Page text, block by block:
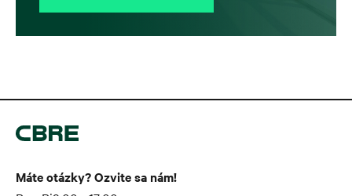
Máte otázky? Ozvite sa nám!